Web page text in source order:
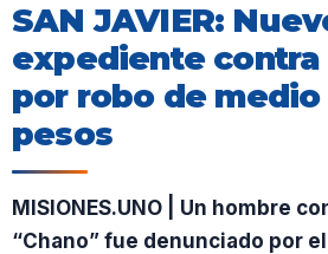
SAN JAVIER:
expediente contra
por robo de
pesos
MISIONES.UNO | Un hombre
“Chano” fue denunciado por